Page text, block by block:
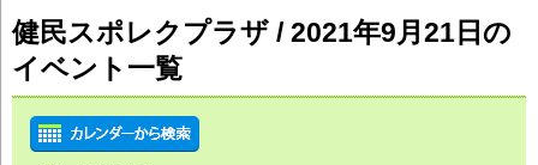
健民スポレクプラザ / 2021年9月21日の
イベント一覧